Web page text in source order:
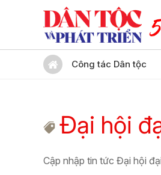
Công tác Dân tộc
Đại hội
Cập nhập tin tức Đại hội